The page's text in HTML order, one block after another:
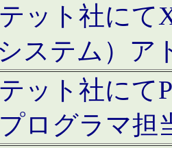
ット社にて
ステム）ア
ット社にて
ログラマ担